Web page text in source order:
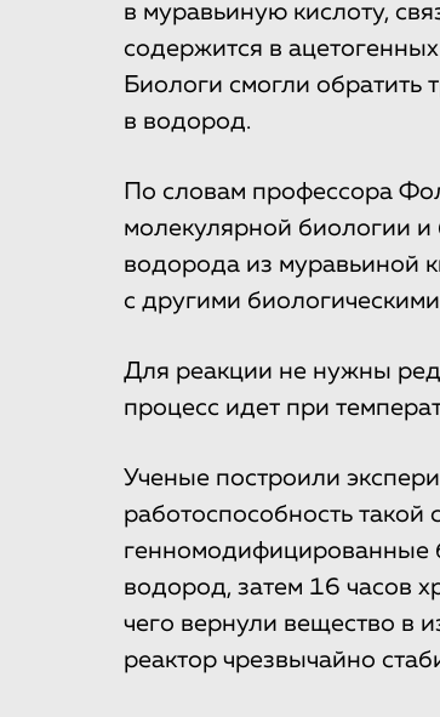
в муравьиную кислоту,
содержится в
Биологи смогли обратить
в водород.
По словам профессора
молекулярной биологии и
водорода из муравьиной
с другими
Для реакции не нужны
процесс идет при
Ученые построили
работоспособность
генномодифицированные
водород, затем 16 часов
чего вернули вещество в
реактор чрезвычайно